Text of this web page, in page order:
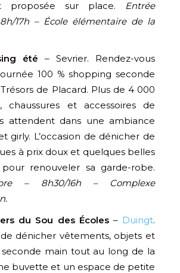
proposée sur place.
Entrée
17h – École élémentaire de la
été – Sevrier. Rendez-vous
100 % shopping seconde
de Placard. Plus de 4 000
chaussures et accessoires de
attendent dans une ambiance
girly. L’occasion de dénicher de
à prix doux et quelques belles
pour renouveler sa garde-robe.
– 8h30/16h – Complexe
du Sou des Écoles– Duingt.
de dénicher vêtements, objets et
main tout au long de la
buvette et un espace de petite